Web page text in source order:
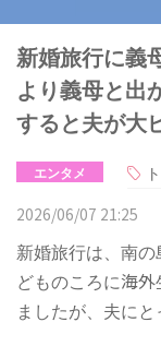
新婚旅行に義
より義母と出
すると夫が大
エンタメ
2026/06/07 21:25
新婚旅行は、南
どものころに海
ましたが、夫にと